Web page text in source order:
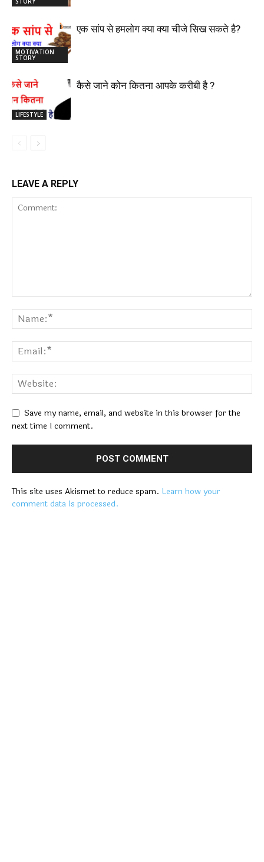
MOTIVATION
STORY
एक सांप से हमलोग क्या क्या चीजे सिख सकते है?
LIFESTYLE
कैसे जाने कोन कितना आपके करीबी है ?
LEAVE A REPLY
Save my name, email, and website in this browser for the
next time I comment.
This site uses Akismet to reduce spam. Learn how your
comment data is processed.